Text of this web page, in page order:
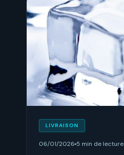
LIVRAISON
06/01/2026 5 min de lecture